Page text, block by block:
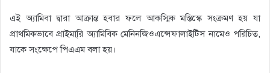
এই অ্যামিবা দ্বারা আক্রান্ত হবার ফলে আকস্মিক মস্তিস্কে সংক্রমণ হয় যা
প্রাথমিকভাবে প্রাইমা্রি অ্যামিবিক মেনিনজিওএন্সেফালাইটিস নামেও পরিচিত,
যাকে সংক্ষেপে পিএএম বলা হয় ।